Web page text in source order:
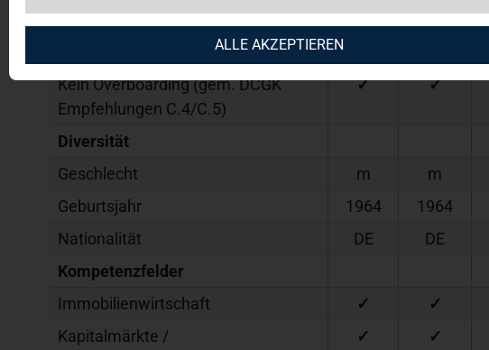
Erstbestellung
2023 2023
Unabhängig i.S.d. DCGK (C.6ff)
Kein Overboarding (gem. DCGK
Empfehlungen C.4/C.5)
✓ ✓
Diversität
Geschlecht
m m
Geburtsjahr
1964 1964
Nationalität
DE DE
Kompetenzfelder
Immobilienwirtschaft
✓ ✓
Kapitalmärkte /
✓ ✓
ALLE AKZEPTIEREN